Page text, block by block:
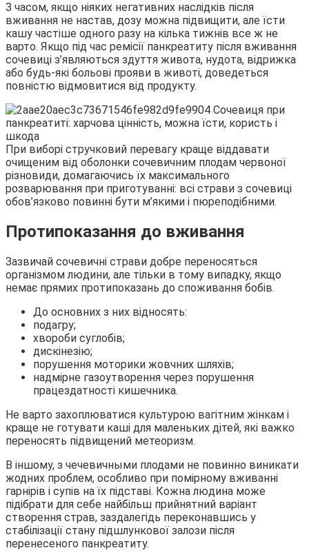
З часом, якщо ніяких негативних наслідків після
вживання не настав, дозу можна підвищити, але їсти
кашу частіше одного разу на кілька тижнів все ж не
варто. Якщо під час ремісії панкреатиту після вживання
сочевиці з’являються здуття живота, нудота, відрижка
або будь-які больові прояви в животі, доведеться
повністю відмовитися від продукту.
При виборі стручковий перевагу краще віддавати
очищеним від оболонки сочевичним плодам червоної
різновиди, домагаючись їх максимального
розварювання при приготуванні: всі страви з сочевиці
обов’язково повинні бути м’якими і пюреподібними.
Протипоказання до вживання
Зазвичай сочевичні страви добре переносяться
організмом людини, але тільки в тому випадку, якщо
немає прямих протипоказань до споживання бобів.
До основних з них відносять:
подагру;
хвороби суглобів;
дискінезію;
порушення моторики жовчних шляхів;
надмірне газоутворення через порушення
працездатності кишечника.
Не варто захоплюватися культурою вагітним жінкам і
краще не готувати каші для маленьких дітей, які важко
переносять підвищений метеоризм.
В іншому, з чечевичными плодами не повинно виникати
жодних проблем, особливо при помірному вживанні
гарнірів і супів на їх підставі. Кожна людина може
підібрати для себе найбільш прийнятний варіант
створення страв, заздалегідь переконавшись у
стабілізації стану підшлункової залози після
перенесеного панкреатиту.